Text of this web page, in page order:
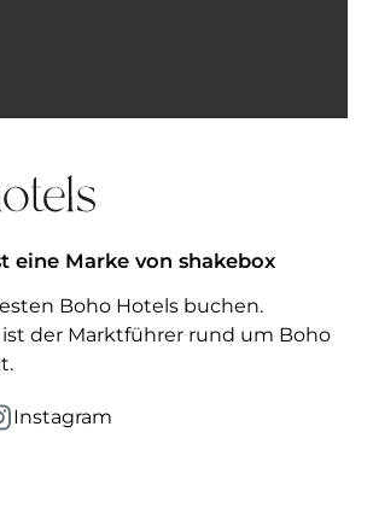
eine Marke von shakebox
Boho Hotels buchen.
der Marktführer rund um Boho
Instagram